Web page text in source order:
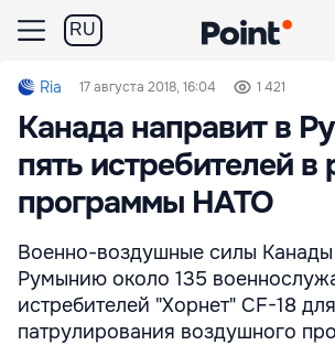
RU
Ria 17 августа 2018, 16:04 1 421
Канада направит в
пять истребителей в
программы НАТО
Военно-воздушные силы Канады
Румынию около 135
истребителей "Хорнет" CF-18 для
патрулирования воздушного